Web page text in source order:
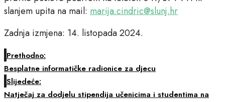
slanjem upita na mail: marija.cindric@slunj.hr
Zadnja izmjena: 14. listopada 2024.
Prethodno:
Besplatne informatičke radionice za djecu
Slijedeće:
Natječaj za dodjelu stipendija učenicima i studentima na